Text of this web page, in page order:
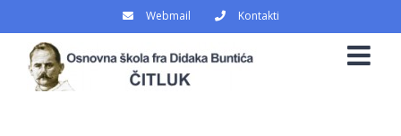
content
Webmail Kontakti